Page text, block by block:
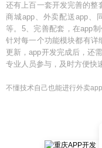
还有上百一套开发完善的整
商城app、外卖配送app、
等。5、完善配套，在app
针对每一个功能模块都有详
更新，app开发完成后，还
专业人员参与，及时方便快
不懂技术自己也能进行外卖